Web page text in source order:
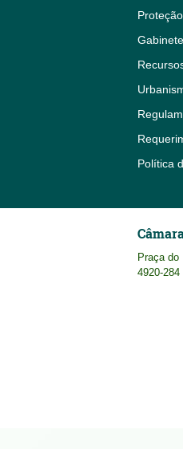
Política
Praça
4920-